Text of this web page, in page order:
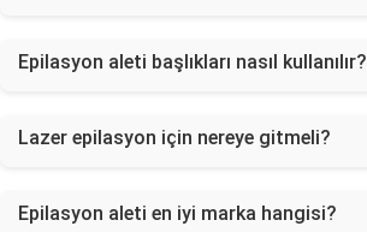
Epilasyon aleti başlıkları nasıl kullanılır?
Lazer epilasyon için nereye gitmeli?
Epilasyon aleti en iyi marka hangisi?